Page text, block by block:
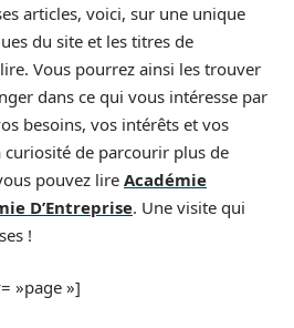
articles, voici, sur une unique
du site et les titres de
Vous pourrez ainsi les trouver
dans ce qui vous intéresse par
besoins, vos intérêts et vos
curiosité de parcourir plus de
pouvez lire Académie
D’Entreprise. Une visite qui
!
»page »]